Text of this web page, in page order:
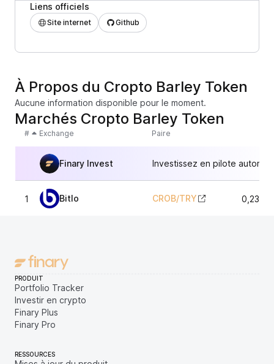
Liens officiels
Site internet Github
À Propos du Cropto Barley Token
Aucune information disponible pour le moment.
Marchés Cropto Barley Token
# Exchange Paire
Finary Invest Investissez en pilote
1 Bitlo CROB/TRY
PRODUIT
Portfolio Tracker
Investir en crypto
Finary Plus
Finary Pro
RESSOURCES